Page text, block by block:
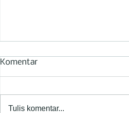
Komentar
Tulis komentar...